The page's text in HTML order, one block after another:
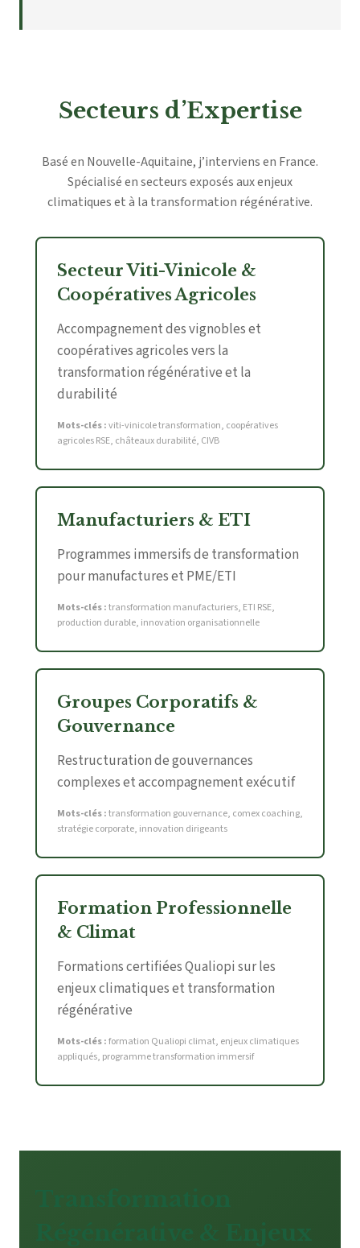
Secteurs d’Expertise
Basé en Nouvelle-Aquitaine, j’interviens en France.
Spécialisé en secteurs exposés aux enjeux
climatiques et à la transformation régénérative.
Secteur Viti-Vinicole &
Coopératives Agricoles
Accompagnement des vignobles et
coopératives agricoles vers la
transformation régénérative et la
durabilité
Mots-clés :viti-vinicole transformation, coopératives
agricoles RSE, châteaux durabilité, CIVB
Manufacturiers & ETI
Programmes immersifs de transformation
pour manufactures et PME/ETI
Mots-clés :transformation manufacturiers, ETI RSE,
production durable, innovation organisationnelle
Groupes Corporatifs &
Gouvernance
Restructuration de gouvernances
complexes et accompagnement exécutif
Mots-clés :transformation gouvernance, comex coaching,
stratégie corporate, innovation dirigeants
Formation Professionnelle
& Climat
Formations certifiées Qualiopi sur les
enjeux climatiques et transformation
régénérative
Mots-clés :formation Qualiopi climat, enjeux climatiques
appliqués, programme transformation immersif